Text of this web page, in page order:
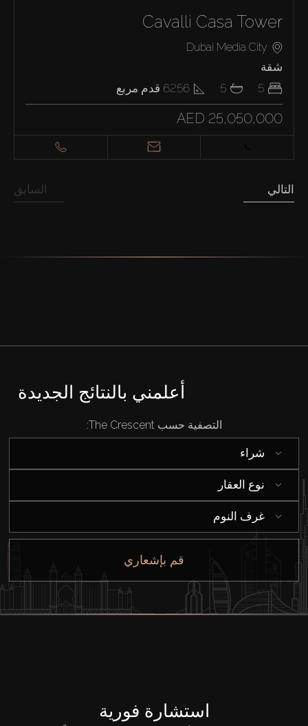
Cavalli Casa Tower
Dubai Media City
شقة
5
5
6256 قدم مربع
AED 25,050,000
السابق التالي
أعلمني بالنتائج الجديدة
التصفية حسب The Crescent:
شراء
نوع العقار
غرف النوم
قم بإشعاري
استشارة فورية